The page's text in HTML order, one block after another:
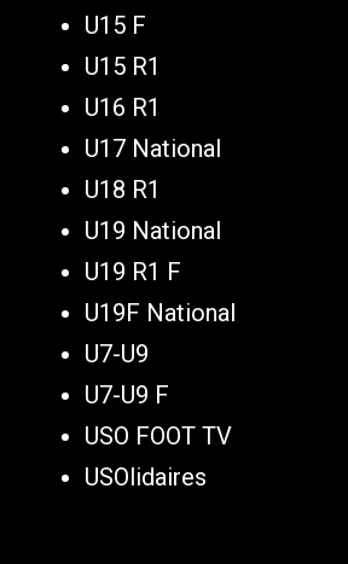
U15 F
U15 R1
U16 R1
U17 National
U18 R1
U19 National
U19 R1 F
U19F National
U7-U9
U7-U9 F
USO FOOT TV
USOlidaires